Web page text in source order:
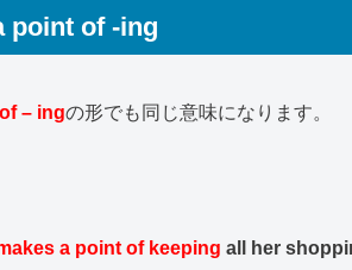
point of -ing
– ingの形でも同じ意味になります。
a point of keeping all her